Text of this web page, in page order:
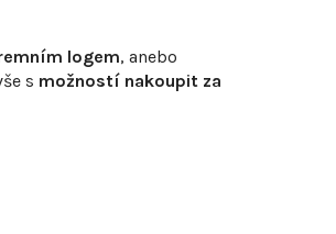
logem, anebo
s možností nakoupit za